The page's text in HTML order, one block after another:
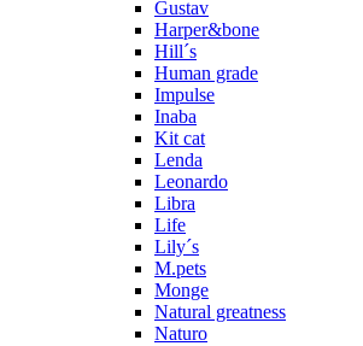
Gustav
Harper&bone
Hill´s
Human grade
Impulse
Inaba
Kit cat
Lenda
Leonardo
Libra
Life
Lily´s
M.pets
Monge
Natural greatness
Naturo